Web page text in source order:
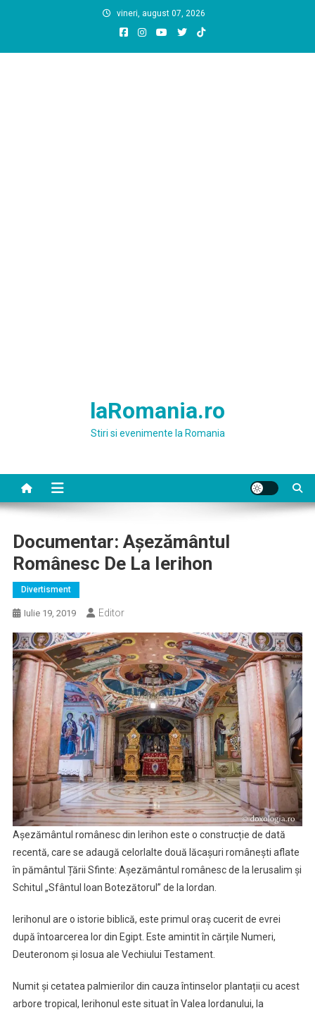
vineri, august 07, 2026
laRomania.ro
Stiri si evenimente la Romania
Documentar: Așezământul
Românesc De La Ierihon
Divertisment
Iulie 19, 2019 Editor
Așezământul românesc din Ierihon este o construcție de dată
recentă, care se adaugă celorlalte două lăcașuri românești aflate
în pământul Țării Sfinte: Așezământul românesc de la Ierusalim și
Schitul „Sfântul Ioan Botezătorul” de la Iordan.
Ierihonul are o istorie biblică, este primul oraș cucerit de evrei
după întoarcerea lor din Egipt. Este amintit în cărțile Numeri,
Deuteronom și Iosua ale Vechiului Testament.
Numit și cetatea palmierilor din cauza întinselor plantații cu acest
arbore tropical, Ierihonul este situat în Valea Iordanului, la